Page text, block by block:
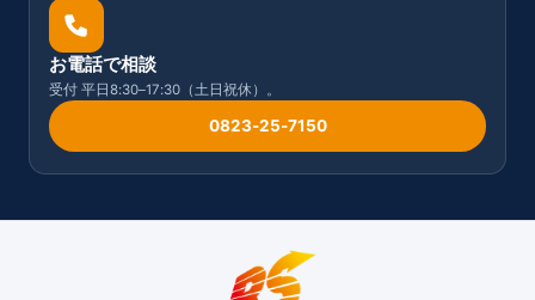
お電話で相談
受付 平日8:30–17:30（土日祝休）。
0823-25-7150